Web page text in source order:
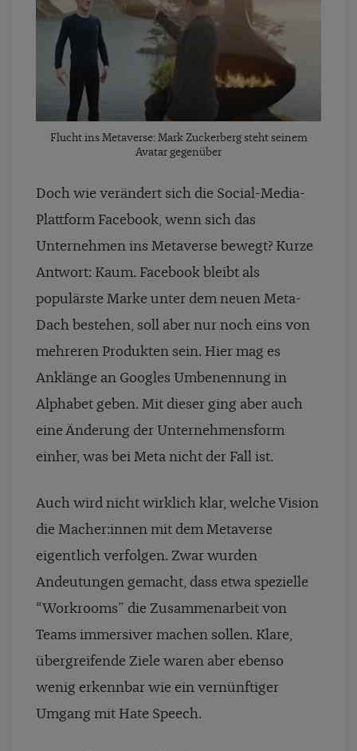
Flucht ins Metaverse: Mark Zuckerberg steht seinem
Avatar gegenüber
Doch wie verändert sich die Social-Media-
Plattform Facebook, wenn sich das
Unternehmen ins Metaverse bewegt? Kurze
Antwort: Kaum. Facebook bleibt als
populärste Marke unter dem neuen Meta-
Dach bestehen, soll aber nur noch eins von
mehreren Produkten sein. Hier mag es
Anklänge an Googles Umbenennung in
Alphabet geben. Mit dieser ging aber auch
eine Änderung der Unternehmensform
einher, was bei Meta nicht der Fall ist.
Auch wird nicht wirklich klar, welche Vision
die Macher:innen mit dem Metaverse
eigentlich verfolgen. Zwar wurden
Andeutungen gemacht, dass etwa spezielle
“Workrooms” die Zusammenarbeit von
Teams immersiver machen sollen. Klare,
übergreifende Ziele waren aber ebenso
wenig erkennbar wie ein vernünftiger
Umgang mit Hate Speech.